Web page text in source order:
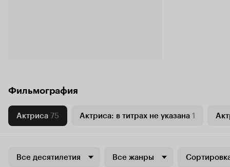
Фильмография
Актриса 75 Актриса: в титрах не указана 1
Все десятилетия Все жанры